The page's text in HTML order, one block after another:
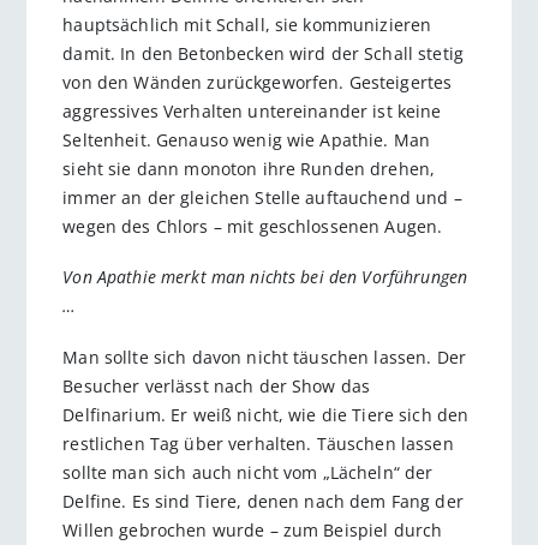
hauptsächlich mit Schall, sie kommunizieren
damit. In den Betonbecken wird der Schall stetig
von den Wänden zurückgeworfen. Gesteigertes
aggressives Verhalten untereinander ist keine
Seltenheit. Genauso wenig wie Apathie. Man
sieht sie dann monoton ihre Runden drehen,
immer an der gleichen Stelle auftauchend und –
wegen des Chlors – mit geschlossenen Augen.
Von Apathie merkt man nichts bei den Vorführungen
…
Man sollte sich davon nicht täuschen lassen. Der
Besucher verlässt nach der Show das
Delfinarium. Er weiß nicht, wie die Tiere sich den
restlichen Tag über verhalten. Täuschen lassen
sollte man sich auch nicht vom „Lächeln“ der
Delfine. Es sind Tiere, denen nach dem Fang der
Willen gebrochen wurde – zum Beispiel durch